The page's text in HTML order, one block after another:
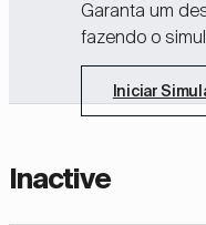
Garanta um
fazendo o
Iniciar
Inactive